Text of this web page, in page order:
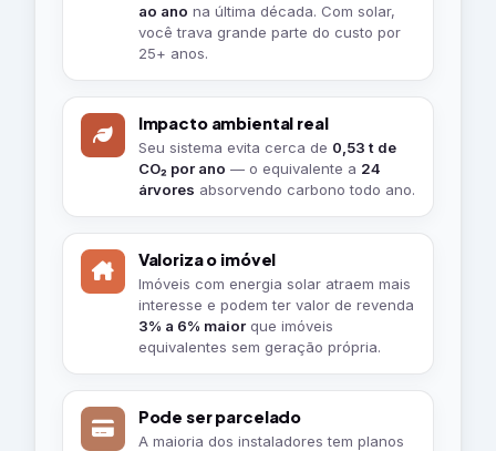
projeto
traz
para
você
ao ano na última década. Com solar,
você trava grande parte do custo por
25+ anos.
Impacto ambiental real
Seu sistema evita cerca de 0,53 t de
CO₂ por ano — o equivalente a 24
árvores absorvendo carbono todo ano.
Valoriza o imóvel
Imóveis com energia solar atraem mais
interesse e podem ter valor de revenda
3% a 6% maiorque imóveis
equivalentes sem geração própria.
Pode ser parcelado
A maioria dos instaladores tem planos